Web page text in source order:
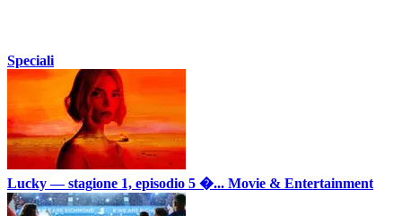
Speciali
Lucky — stagione 1, episodio 5 �... Movie & Entertainment